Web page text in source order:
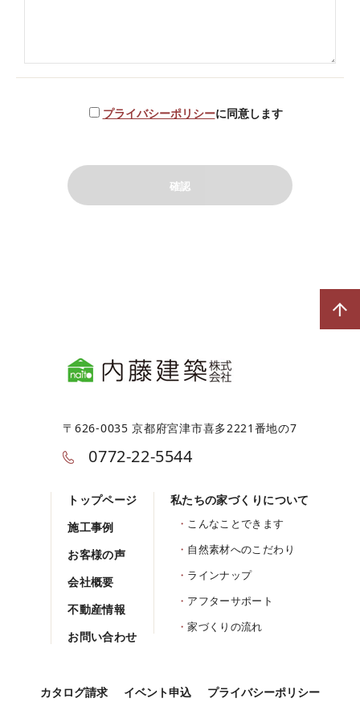
プライバシーポリシーに同意します
〒626-0035 京都府宮津市喜多2221番地の7
0772-22-5544
トップページ
施工事例
お客様の声
会社概要
不動産情報
お問い合わせ
私たちの家づくりについて
こんなことできます
自然素材へのこだわり
ラインナップ
アフターサポート
家づくりの流れ
カタログ請求 イベント申込 プライバシーポリシー